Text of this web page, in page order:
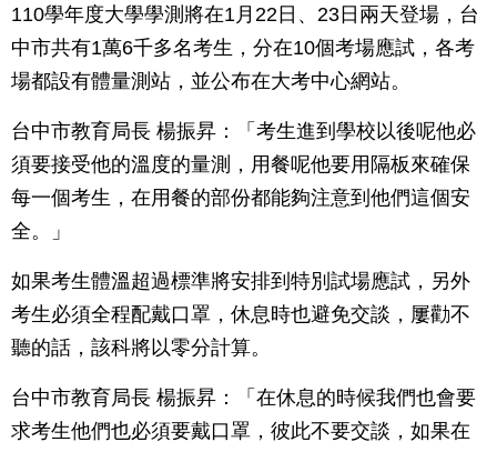
110學年度大學學測將在1月22日、23日兩天登場，台
中市共有1萬6千多名考生，分在10個考場應試，各考
場都設有體量測站，並公布在大考中心網站。
台中市教育局長 楊振昇：「考生進到學校以後呢他必
須要接受他的溫度的量測，用餐呢他要用隔板來確保
每一個考生，在用餐的部份都能夠注意到他們這個安
全。」
如果考生體溫超過標準將安排到特別試場應試，另外
考生必須全程配戴口罩，休息時也避免交談，屢勸不
聽的話，該科將以零分計算。
台中市教育局長 楊振昇：「在休息的時候我們也會要
求考生他們也必須要戴口罩，彼此不要交談，如果在